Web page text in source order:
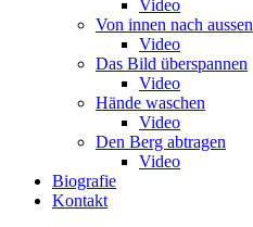
Video
Von innen nach aussen
Video
Das Bild überspannen
Video
Hände waschen
Video
Den Berg abtragen
Video
Biografie
Kontakt